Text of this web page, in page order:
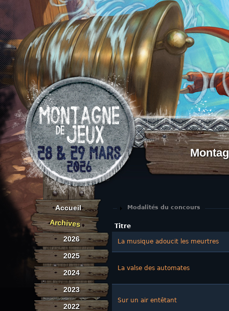
Aller au contenu
Afficher
Modalités du concours
Titre
La musique adoucit les meurtres
La valse des automates
Sur un air entêtant
Accueil
Archives
2026
2025
2024
2023
2022